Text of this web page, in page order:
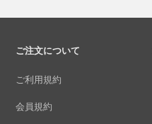
ご注文について
ご利用規約
会員規約